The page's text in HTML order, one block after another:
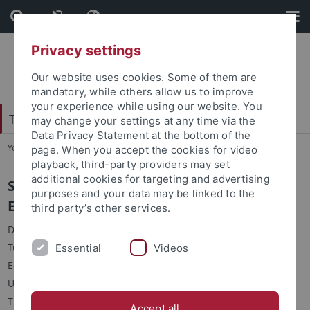
Skip
to
content
Skip
to
footer
Tübingen Center for Digital Education
You are here: Startseite ... Struktur
Struktur vom Tübingen Center for Digital
Education (TüCeDE)
Durch die Gründung des
Tübingen Center for Digital
Education (TüCeDE) hat die
Universität Tübingen das
Thema digitale Bildung in den
Privacy settings
Our website uses cookies. Some of them are
mandatory, while others allow us to improve
your experience while using our website. You
may change your settings at any time via the
Data Privacy Statement at the bottom of the
page. When you accept the cookies for video
playback, third-party providers may set
additional cookies for targeting and advertising
purposes and your data may be linked to the
third party’s other services.
Essential Videos